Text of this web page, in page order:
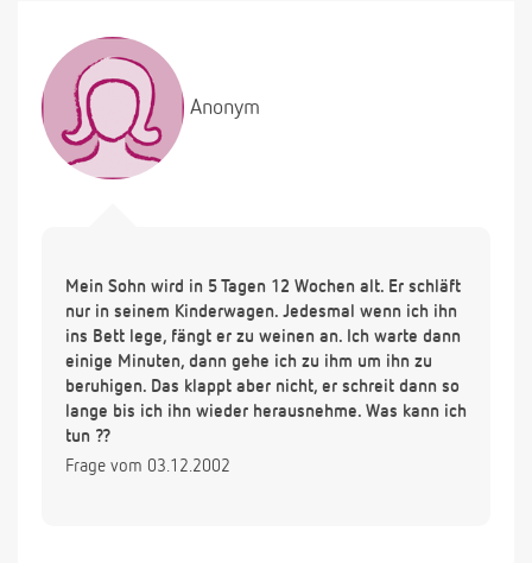
Anonym
Mein Sohn wird in 5 Tagen 12 Wochen alt. Er schläft
nur in seinem Kinderwagen. Jedesmal wenn ich ihn
ins Bett lege, fängt er zu weinen an. Ich warte dann
einige Minuten, dann gehe ich zu ihm um ihn zu
beruhigen. Das klappt aber nicht, er schreit dann so
lange bis ich ihn wieder herausnehme. Was kann ich
tun ??
Frage vom 03.12.2002